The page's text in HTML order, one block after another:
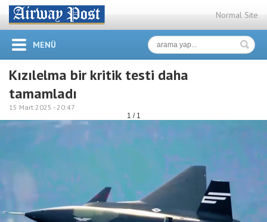
Normal Site
MENÜ
Kızılelma bir kritik testi daha
tamamladı
15 Mart 2025 -20:47
1 / 1